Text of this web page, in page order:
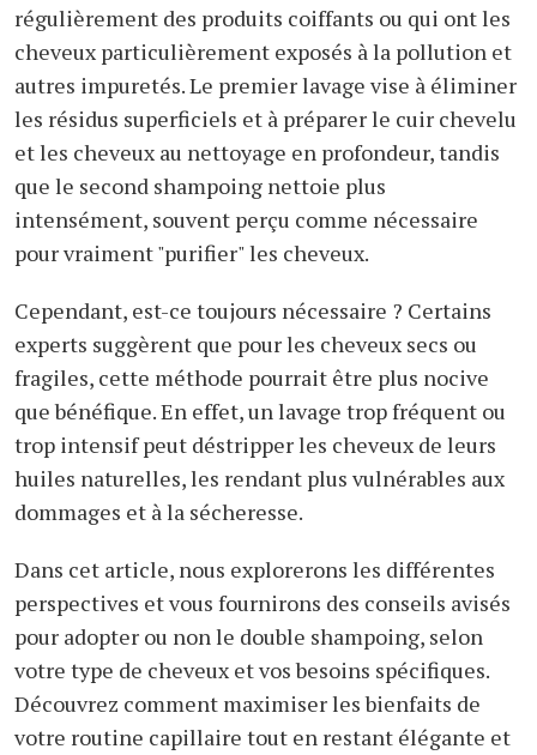
régulièrement des produits coiffants ou qui ont les
cheveux particulièrement exposés à la pollution et
autres impuretés. Le premier lavage vise à éliminer
les résidus superficiels et à préparer le cuir chevelu
et les cheveux au nettoyage en profondeur, tandis
que le second shampoing nettoie plus
intensément, souvent perçu comme nécessaire
pour vraiment "purifier" les cheveux.
Cependant, est-ce toujours nécessaire ? Certains
experts suggèrent que pour les cheveux secs ou
fragiles, cette méthode pourrait être plus nocive
que bénéfique. En effet, un lavage trop fréquent ou
trop intensif peut déstripper les cheveux de leurs
huiles naturelles, les rendant plus vulnérables aux
dommages et à la sécheresse.
Dans cet article, nous explorerons les différentes
perspectives et vous fournirons des conseils avisés
pour adopter ou non le double shampoing, selon
votre type de cheveux et vos besoins spécifiques.
Découvrez comment maximiser les bienfaits de
votre routine capillaire tout en restant élégante et